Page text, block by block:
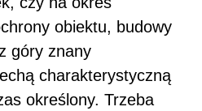
obiektu, budowy
góry znany
charakterystyczną
określony. Trzeba